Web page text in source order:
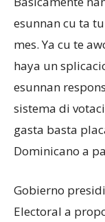
esunnan cu ta
mes. Ya cu te
haya un
esunnan
sistema di
gasta basta
Dominicano a
Gobierno
Electoral a